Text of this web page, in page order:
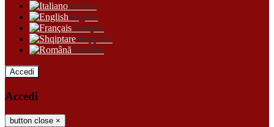
Italiano
English
Français
Shqiptare
Română
Accedi
Accedi
button close ×